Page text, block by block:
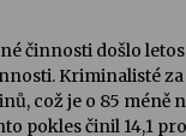
činnosti došlo
Kriminalisté
což je o 85 méně
pokles činil 14,1